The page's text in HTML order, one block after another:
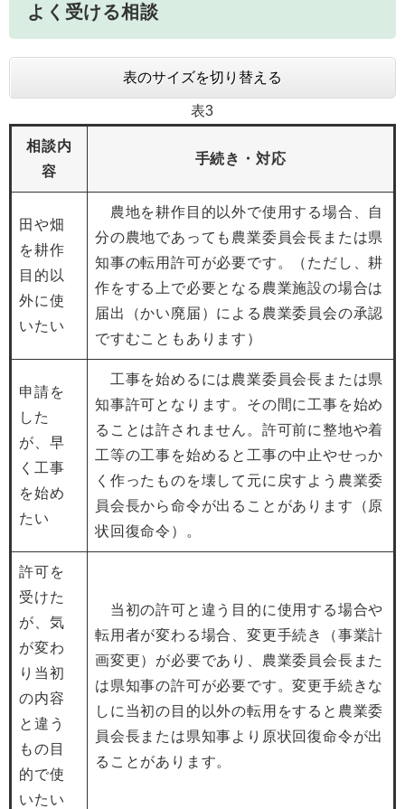
よく受ける相談
表のサイズを切り替える
表3
相談内
容
手続き・対応
田や畑
を耕作
目的以
外に使
いたい
農地を耕作目的以外で使用する場合、自
分の農地であっても農業委員会長または県
知事の転用許可が必要です。（ただし、耕
作をする上で必要となる農業施設の場合は
届出（かい廃届）による農業委員会の承認
ですむこともあります）
申請を
した
が、早
く工事
を始め
たい
工事を始めるには農業委員会長または県
知事許可となります。その間に工事を始め
ることは許されません。許可前に整地や着
工等の工事を始めると工事の中止やせっか
く作ったものを壊して元に戻すよう農業委
員会長から命令が出ることがあります（原
状回復命令）。
許可を
受けた
が、気
が変わ
り当初
の内容
と違う
もの目
的で使
いたい
当初の許可と違う目的に使用する場合や
転用者が変わる場合、変更手続き（事業計
画変更）が必要であり、農業委員会長また
は県知事の許可が必要です。変更手続きな
しに当初の目的以外の転用をすると農業委
員会長または県知事より原状回復命令が出
ることがあります。